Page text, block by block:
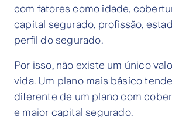
com fatores como idade,
capital segurado, profissão,
perfil do segurado.
Por isso, não existe um único
vida. Um plano mais básico
diferente de um plano com
e maior capital segurado.